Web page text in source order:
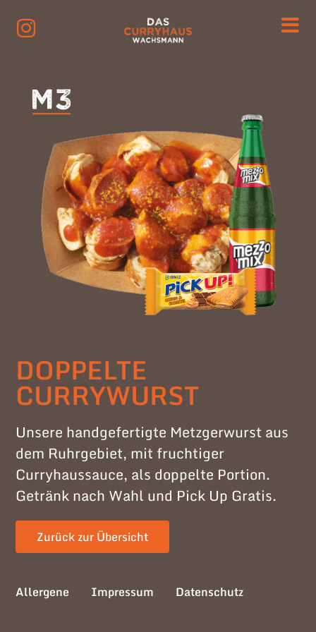
DOPPELTE
CURRYWURST
Unsere handgefertigte Metzgerwurst aus
dem Ruhrgebiet, mit fruchtiger
Curryhaussauce, als doppelte Portion.
Getränk nach Wahl und Pick Up Gratis.
Zurück zur Übersicht
Allergene Impressum Datenschutz